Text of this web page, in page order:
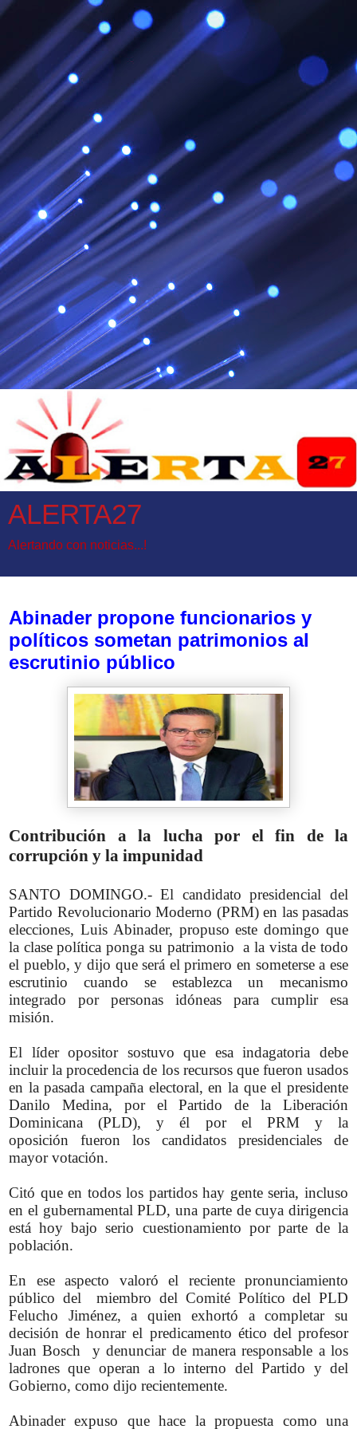
ALERTA27
Alertando con noticias...!
Abinader propone funcionarios y
políticos sometan patrimonios al
escrutinio público
Contribución a la lucha por el fin de la
corrupción y la impunidad
SANTO DOMINGO.- El candidato presidencial del
Partido Revolucionario Moderno (PRM) en las pasadas
elecciones, Luis Abinader, propuso este domingo que
la clase política ponga su patrimonio a la vista de todo
el pueblo, y dijo que será el primero en someterse a ese
escrutinio cuando se establezca un mecanismo
integrado por personas idóneas para cumplir esa
misión.
El líder opositor sostuvo que esa indagatoria debe
incluir la procedencia de los recursos que fueron usados
en la pasada campaña electoral, en la que el presidente
Danilo Medina, por el Partido de la Liberación
Dominicana (PLD), y él por el PRM y la
oposición fueron los candidatos presidenciales de
mayor votación.
Citó que en todos los partidos hay gente seria, incluso
en el gubernamental PLD, una parte de cuya dirigencia
está hoy bajo serio cuestionamiento por parte de la
población.
En ese aspecto valoró el reciente pronunciamiento
público del miembro del Comité Político del PLD
Felucho Jiménez, a quien exhortó a completar su
decisión de honrar el predicamento ético del profesor
Juan Bosch y denunciar de manera responsable a los
ladrones que operan a lo interno del Partido y del
Gobierno, como dijo recientemente.
Abinader expuso que hace la propuesta como una